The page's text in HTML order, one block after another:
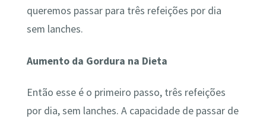
queremos passar para três refeições por dia
sem lanches.
Aumento da Gordura na Dieta
Então esse é o primeiro passo, três refeições
por dia, sem lanches. A capacidade de passar de